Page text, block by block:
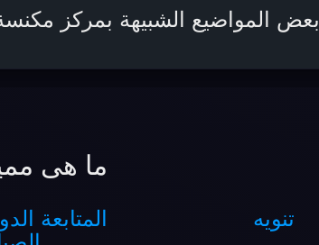
بعض المواضيع الشبيهة بمركز
ما هى
المتابعة
تنويه